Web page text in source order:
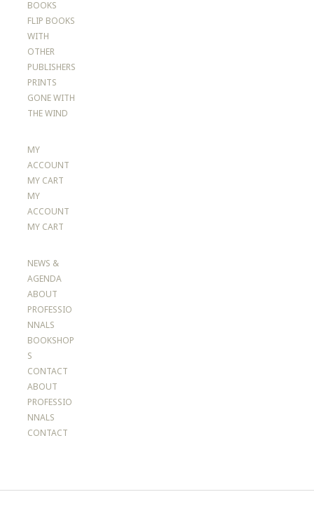
BOOKS
FLIP BOOKS
WITH
OTHER
PUBLISHERS
PRINTS
GONE WITH
THE WIND
MY
ACCOUNT
MY CART
MY
ACCOUNT
MY CART
NEWS &
AGENDA
ABOUT
PROFESSIO
NNALS
BOOKSHOP
S
CONTACT
ABOUT
PROFESSIO
NNALS
CONTACT